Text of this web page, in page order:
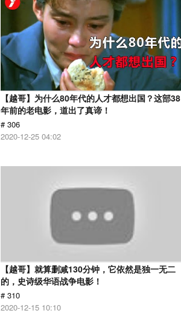
【越哥】为什么80年代的人才都想出国？这部38
年前的老电影，道出了真谛！
# 306
2020-12-25 04:02
【越哥】就算删减130分钟，它依然是独一无二
的，史诗级华语战争电影！
# 310
2020-12-15 10:10